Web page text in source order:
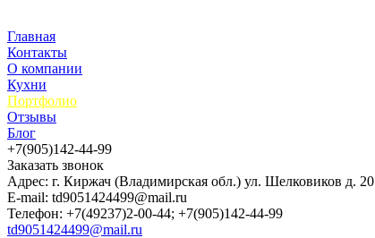
Главная
Контакты
О компании
Кухни
Портфолио
Отзывы
Блог
+7(905)142-44-99
Заказать звонок
Адрес: г. Киржач (Владимирская обл.) ул. Шелковиков д. 20
E-mail: td9051424499@mail.ru
Телефон: +7(49237)2-00-44; +7(905)142-44-99
td9051424499@mail.ru